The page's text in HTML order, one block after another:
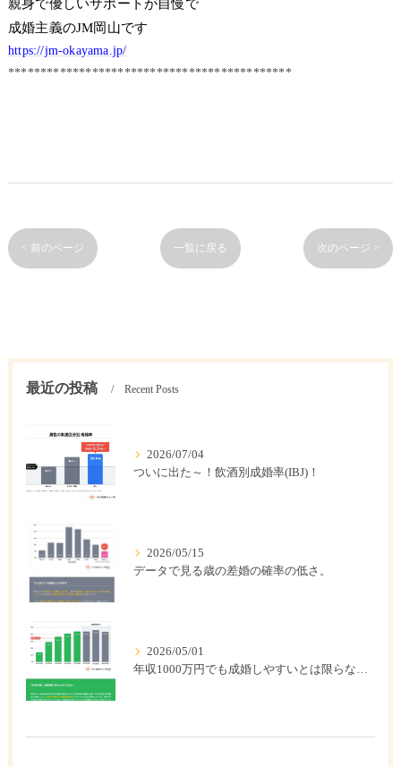
成婚主義のJM岡山です
https://jm-okayama.jp/
********************************************
< 前のページ 一覧に戻る 次のページ >
最近の投稿 Recent Posts
2026/07/04
ついに出た～！飲酒別成婚率(IBJ)！
2026/05/15
データで見る歳の差婚の確率の低さ。
2026/05/01